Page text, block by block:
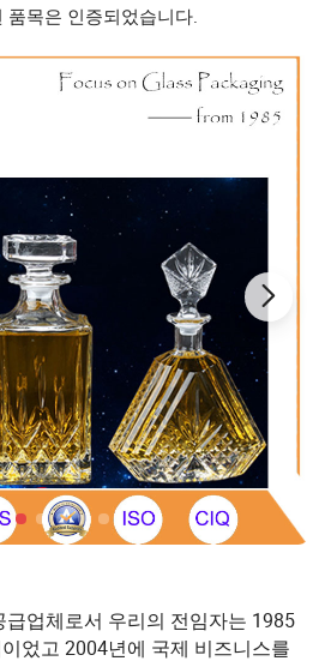
품목은 인증되었습니다.
업체로서 우리의 전임자는 1985
었고 2004년에 국제 비즈니스를